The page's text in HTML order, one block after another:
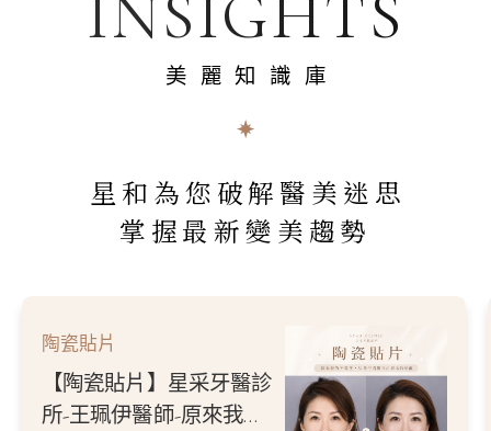
INSIGHTS
美麗知識庫
星和為您破解醫美迷思
掌握最新變美趨勢
陶瓷貼片
【陶瓷貼片】星采牙醫診
所-王珮伊醫師-原來我的